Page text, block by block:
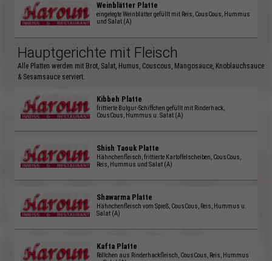
Weinblätter Platte
eingelegte Weinblätter gefüllt mit Reis, CousCous, Hummus
und Salat (A)
Hauptgerichte mit Fleisch
Alle Platten werden mit Brot, Salat, Humus, Couscous, Mangosauce, Knoblauchsauce
& Sesamsauce serviert.
Kibbeh Platte
frittierte Bulgur-Schiffchen gefüllt mit Rinderhack,
CousCous, Hummus u. Salat (A)
Shish Taouk Platte
Hähnchenfleisch, frittierte Kartoffelscheiben, CousCous,
Reis, Hummus und Salat (A)
Shawarma Platte
Hähnchenfleisch vom Spieß, CousCous, Reis, Hummus u.
Salat (A)
Kafta Platte
Röllchen aus Rinderhackfleisch, CousCous, Reis, Hummus